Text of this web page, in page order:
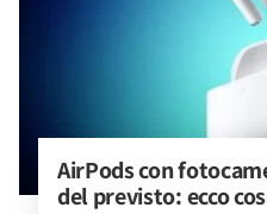
AirPods con
del previsto: ecco